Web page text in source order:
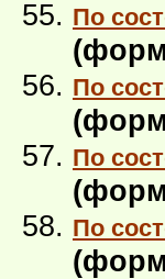
По
По
По
По